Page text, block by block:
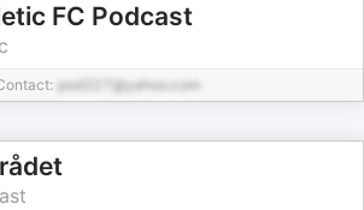
FC Podcast
pod327@yahoo.com